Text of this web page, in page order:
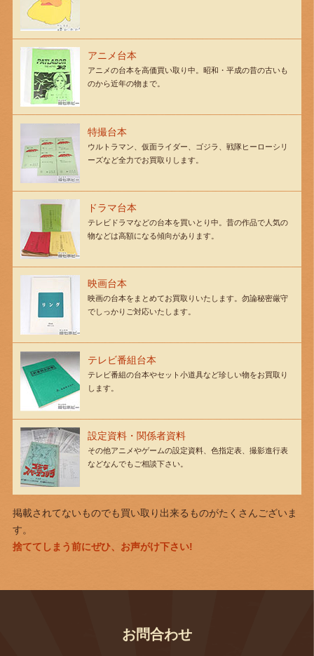
アニメ台本
アニメの台本を高価買い取り中。昭和・平成の昔の古いも
のから近年の物まで。
特撮台本
ウルトラマン、仮面ライダー、ゴジラ、戦隊ヒーローシリ
ーズなど全力でお買取りします。
ドラマ台本
テレビドラマなどの台本を買いとり中。昔の作品で人気の
物などは高額になる傾向があります。
映画台本
映画の台本をまとめてお買取りいたします。勿論秘密厳守
でしっかりご対応いたします。
テレビ番組台本
テレビ番組の台本やセット小道具など珍しい物をお買取り
します。
設定資料・関係者資料
その他アニメやゲームの設定資料、色指定表、撮影進行表
などなんでもご相談下さい。
掲載されてないものでも買い取り出来るものがたくさんございま
す。
捨ててしまう前にぜひ、お声がけ下さい!
お問合わせ